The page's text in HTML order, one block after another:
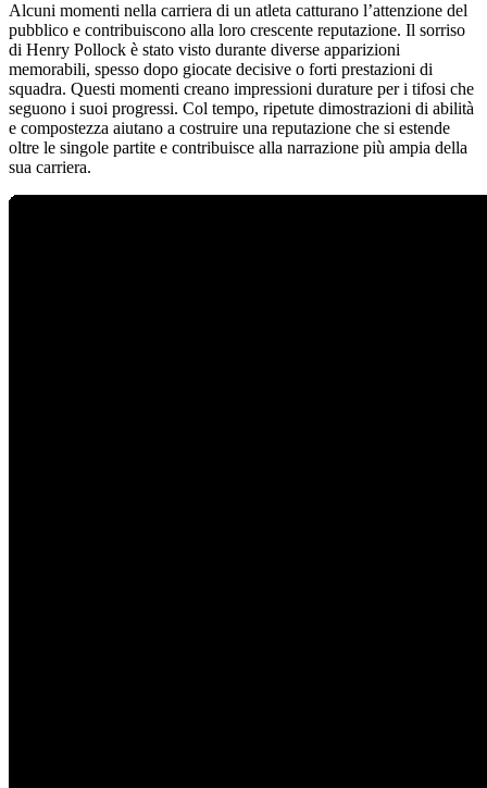
Alcuni momenti nella carriera di un atleta catturano l’attenzione del
pubblico e contribuiscono alla loro crescente reputazione. Il sorriso
di Henry Pollock è stato visto durante diverse apparizioni
memorabili, spesso dopo giocate decisive o forti prestazioni di
squadra. Questi momenti creano impressioni durature per i tifosi che
seguono i suoi progressi. Col tempo, ripetute dimostrazioni di abilità
e compostezza aiutano a costruire una reputazione che si estende
oltre le singole partite e contribuisce alla narrazione più ampia della
sua carriera.